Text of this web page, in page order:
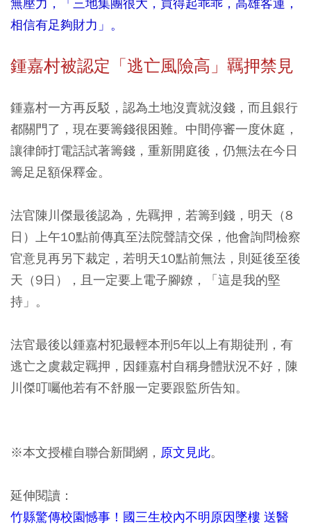
相信有足夠財力」。
鍾嘉村被認定「逃亡風險高」羈押禁見
鍾嘉村一方再反駁，認為土地沒賣就沒錢，而且銀行
都關門了，現在要籌錢很困難。中間停審一度休庭，
讓律師打電話試著籌錢，重新開庭後，仍無法在今日
籌足足額保釋金。
法官陳川傑最後認為，先羈押，若籌到錢，明天（8
日）上午10點前傳真至法院聲請交保，他會詢問檢察
官意見再另下裁定，若明天10點前無法，則延後至後
天（9日），且一定要上電子腳鐐，「這是我的堅
持」。
法官最後以鍾嘉村犯最輕本刑5年以上有期徒刑，有
逃亡之虞裁定羈押，因鍾嘉村自稱身體狀況不好，陳
川傑叮囑他若有不舒服一定要跟監所告知。
※本文授權自聯合新聞網， 原文見此。
延伸閱讀：
竹縣驚傳校園憾事！國三生校內不明原因墜樓 送醫